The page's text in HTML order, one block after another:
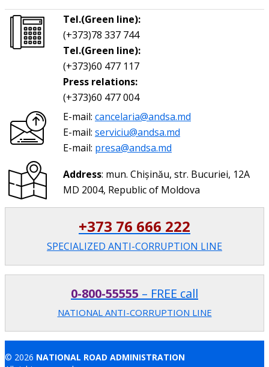
Tel.(Green line):
(+373)78 337 744
Tel.(Green line):
(+373)60 477 117
Press relations:
(+373)60 477 004
E-mail: cancelaria@andsa.md
E-mail: serviciu@andsa.md
E-mail: presa@andsa.md
Address: mun. Chișinău, str. Bucuriei, 12A
MD 2004, Republic of Moldova
+373 76 666 222
SPECIALIZED ANTI-CORRUPTION LINE
0-800-55555 – FREE call
NATIONAL ANTI-CORRUPTION LINE
© 2026 NATIONAL ROAD ADMINISTRATION